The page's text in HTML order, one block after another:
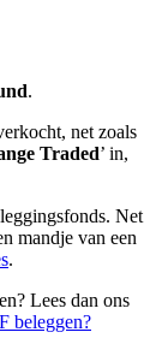
.
net zoals
Traded’ in,
Net
mandje van een
.
Lees dan ons
beleggen?